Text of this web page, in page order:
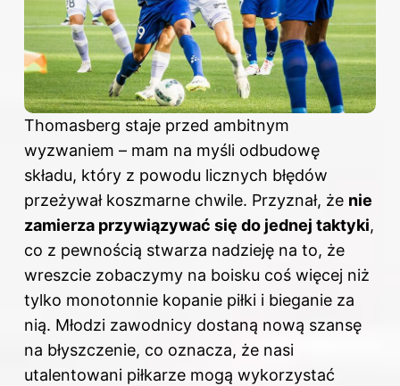
Thomasberg staje przed ambitnym
wyzwaniem – mam na myśli odbudowę
składu, który z powodu licznych błędów
przeżywał koszmarne chwile. Przyznał, że nie
zamierza przywiązywać się do jednej taktyki,
co z pewnością stwarza nadzieję na to, że
wreszcie zobaczymy na boisku coś więcej niż
tylko monotonnie kopanie piłki i bieganie za
nią. Młodzi zawodnicy dostaną nową szansę
na błyszczenie, co oznacza, że nasi
utalentowani piłkarze mogą wykorzystać